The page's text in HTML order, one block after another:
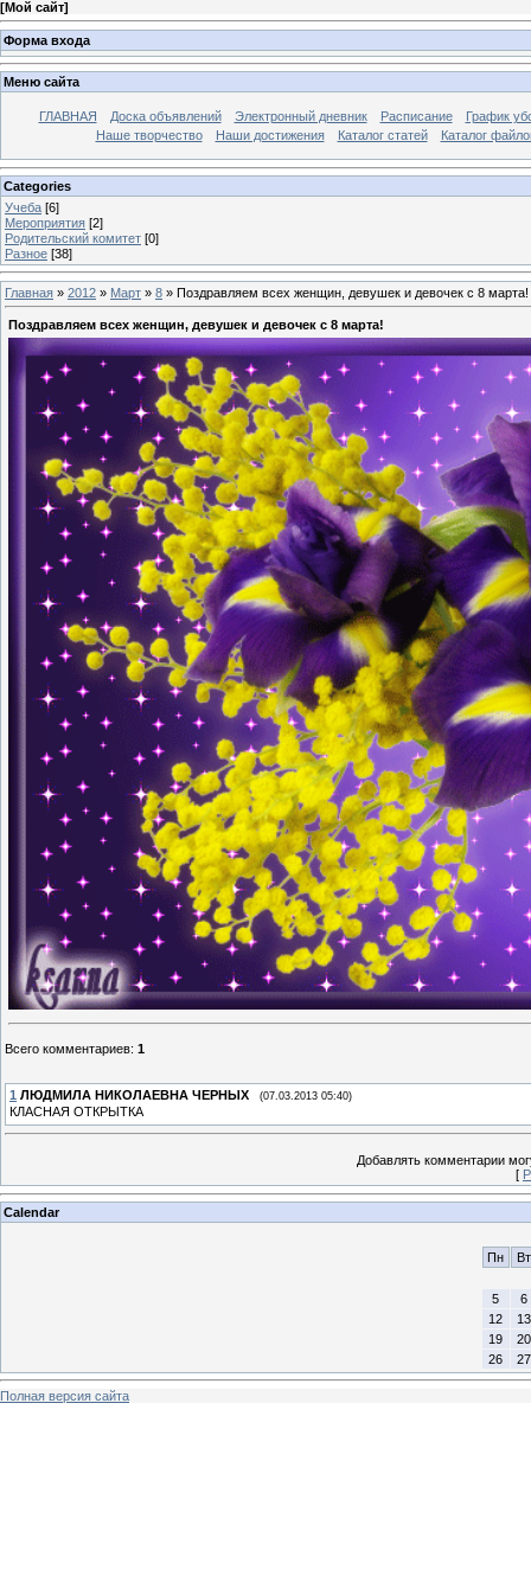
[Мой сайт]
Форма входа
Меню сайта
ГЛАВНАЯ Доска объявлений Электронный дневник Расписание
График
Наше творчество
Наши достижения Каталог статей Каталог
Categories
Учеба [6]
Мероприятия [2]
Родительский комитет [0]
Разное [38]
Главная » 2012 » Март » 8 » Поздравляем всех женщин, девушек и девочек с 8 марта!
Поздравляем всех женщин, девушек и девочек с 8 марта!
Всего комментариев: 1
1 ЛЮДМИЛА НИКОЛАЕВНА ЧЕРНЫХ (07.03.2013 05:40)
КЛАСНАЯ ОТКРЫТКА
Добавлять комментарии
[
Calendar
Пн Вт
5
6
12
13
19
20
26
27
Полная версия сайта